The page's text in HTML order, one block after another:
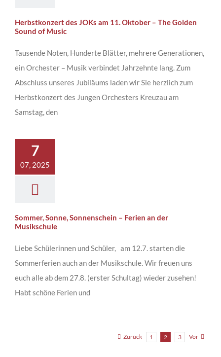
Herbstkonzert des JOKs am 11. Oktober – The Golden
Sound of Music
Tausende Noten, Hunderte Blätter, mehrere Generationen,
ein Orchester – Musik verbindet Jahrzehnte lang. Zum
Abschluss unseres Jubiläums laden wir Sie herzlich zum
Herbstkonzert des Jungen Orchesters Kreuzau am
Samstag, den
7
07, 2025
Sommer, Sonne, Sonnenschein – Ferien an der
Musikschule
Liebe Schülerinnen und Schüler, am 12.7. starten die
Sommerferien auch an der Musikschule. Wir freuen uns
euch alle ab dem 27.8. (erster Schultag) wieder zusehen!
Habt schöne Ferien und
Zurück 1 2 3 Vor